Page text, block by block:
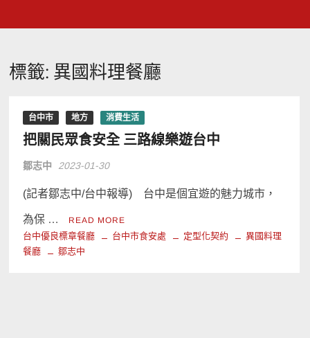
標籤: 異國料理餐廳
台中市 地方 消費生活
把關民眾食安全 三路線樂遊台中
鄒志中 2023-01-30
(記者鄒志中/台中報導) 台中是個宜遊的魅力城市，
為保 … READ MORE
台中優良標章餐廳 台中市食安處 定型化契約
異國料理
餐廳
鄒志中